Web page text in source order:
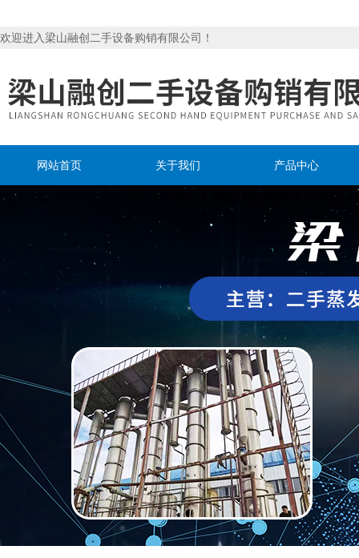
欢迎进入梁山融创二手设备购销有限公司！
网站首页 关于我们 产品中心